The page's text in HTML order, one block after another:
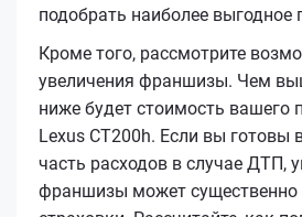
подобрать наиболее выгодное
Кроме того, рассмотрите
увеличения франшизы. Чем
ниже будет стоимость вашего
Lexus CT200h. Если вы готовы
часть расходов в случае ДТП,
франшизы может существенно